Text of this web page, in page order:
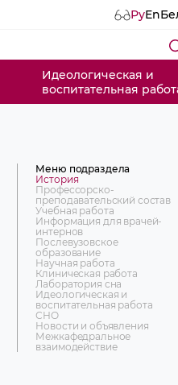
РуEn
Идеологическая и
воспитательная
Меню подраздела
История
Профессорско-
преподавательский состав
Учебная работа
Информация для врачей-
интернов
Послевузовское
образование
Научная работа
Клиническая работа
Лаборатория сна
Идеологическая и
воспитательная работа
СНО
Новости и объявления
Межкафедральное
взаимодействие